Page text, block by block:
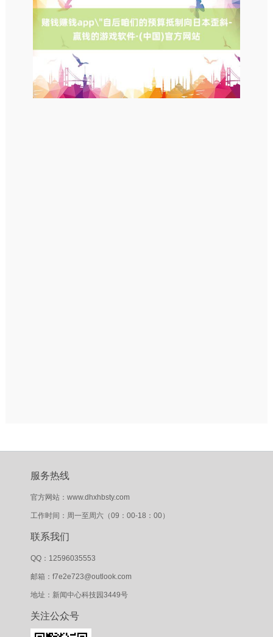
服务热线
官方网站：www.dhxhbsty.com
工作时间：周一至周六（09：00-18：00）
联系我们
QQ：12596035553
邮箱：f7e2e723@outlook.com
地址：新闻中心科技园3449号
关注公众号